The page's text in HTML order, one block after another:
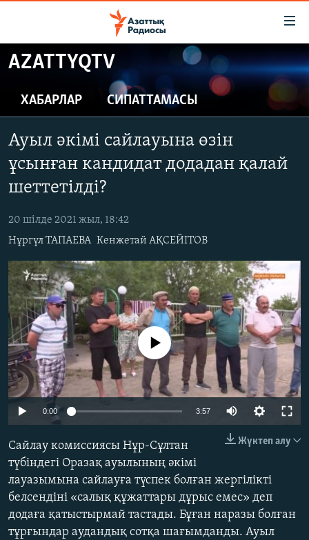
Skip
to
content
to
main
Navigation
Skip
Search
ЖАҢАЛЫҚТАР
САЯСАТ
ҚАҢТАР ОҚИҒАСЫ
АДАМ ҚҰҚЫҚТАРЫ
ӘЛЕМ
АРНАЙЫ ЖОБАЛАР
Русский
ЖАЗЫЛЫҢЫЗ
Басқа тілдерде
AZATTYQTV
ХАБАРЛАР СИПАТТАМАСЫ
Ауыл әкімі сайлауына өзін
ұсынған кандидат додадан қалай
шеттетілді?
20 шілде 2021 жыл, 18:42
Нұргүл ТАПАЕВА Кенжетай АҚСЕЙІТОВ
240p 480p
1080p
No media source currently available
0:00 3:57
480p
720p
1080p
Жүктеп алу
Сайлау комиссиясы Нұр-Сұлтан
түбіндегі Оразақ ауылының әкімі
лауазымына сайлауға түспек болған жергілікті
белсендіні «салық құжаттары дұрыс емес» деп
додаға қатыстырмай тастады. Бұған наразы болған
тұрғындар аудандық сотқа шағымданды. Ауыл